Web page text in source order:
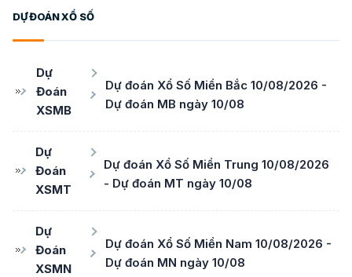
DỰ ĐOÁN XỔ SỐ
Dự
Đoán
XSMB
Dự đoán Xổ Số Miền Bắc 10/08/2026 -
Dự đoán MB ngày 10/08
Dự
Đoán
XSMT
Dự đoán Xổ Số Miền Trung 10/08/2026
- Dự đoán MT ngày 10/08
Dự
Đoán
XSMN
Dự đoán Xổ Số Miền Nam 10/08/2026 -
Dự đoán MN ngày 10/08